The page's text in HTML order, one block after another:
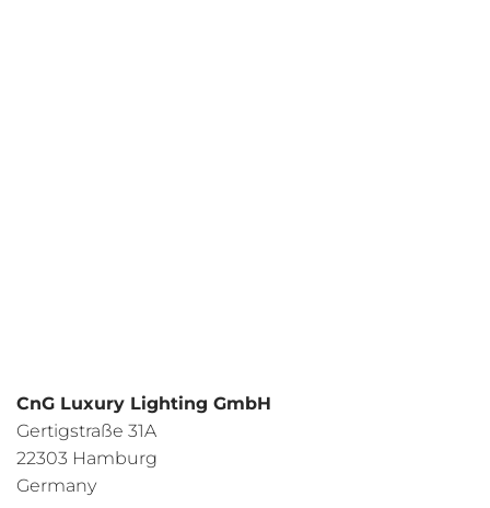
CnG Luxury Lighting GmbH
Gertigstraße 31A
22303 Hamburg
Germany